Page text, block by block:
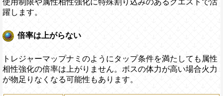
躍します。
倍率は上がらない
トレジャーマップナミのようにタップ条件を満たしても属性
相性強化の倍率は上がりません。ボスの体力が高い場合火力
が物足りなくなる可能性もあります。